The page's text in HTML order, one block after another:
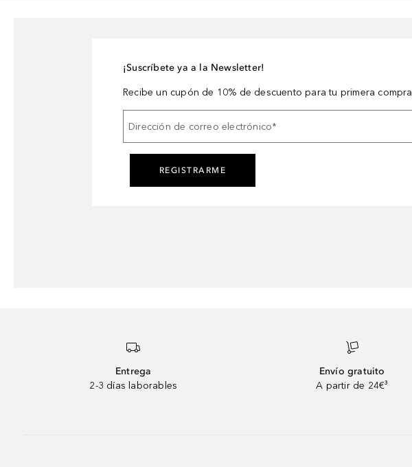
¡Suscríbete ya a la Newsletter!
Recibe un cupón de 10% de descuento para tu primera compra
Dirección de correo electrónico*
REGISTRARME
Entrega
2-3 días laborables
Envío gratuito
A partir de 24€³